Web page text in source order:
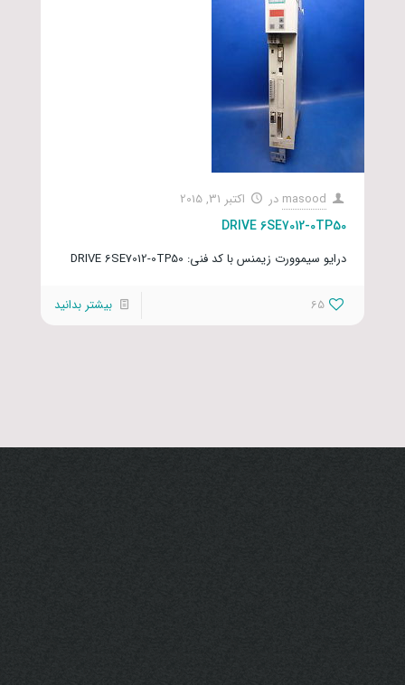
masood در اکتبر 31, 2015
DRIVE 6SE7012-0TP50
درایو سیموورت زیمنس با کد فنی: DRIVE 6SE7012-0TP50
65 بیشتر بدانید